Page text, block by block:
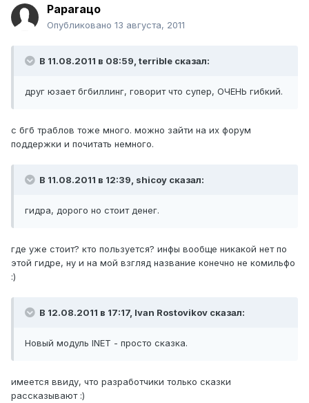
Paparaцo
Опубликовано 13 августа, 2011
В 11.08.2011 в 08:59, terrible сказал:
друг юзает бгбиллинг, говорит что супер, ОЧЕНЬ гибкий.
с бгб траблов тоже много. можно зайти на их форум
поддержки и почитать немного.
В 11.08.2011 в 12:39, shicoy сказал:
гидра, дорого но стоит денег.
где уже стоит? кто пользуется? инфы вообще никакой нет по
этой гидре, ну и на мой взгляд название конечно не комильфо
:)
В 12.08.2011 в 17:17, Ivan Rostovikov сказал:
Новый модуль INET - просто сказка.
имеется ввиду, что разработчики только сказки
рассказывают :)